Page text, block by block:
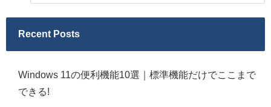
Recent Posts
Windows 11の便利機能10選｜標準機能だけでここまで
できる!